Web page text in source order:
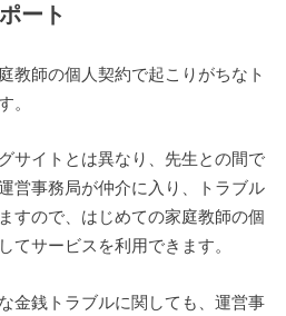
ート
教師の個人契約で起こりがちなト
。
サイトとは異なり、先生との間で
営事務局が仲介に入り、トラブル
すので、はじめての家庭教師の個
てサービスを利用できます。
金銭トラブルに関しても、運営事